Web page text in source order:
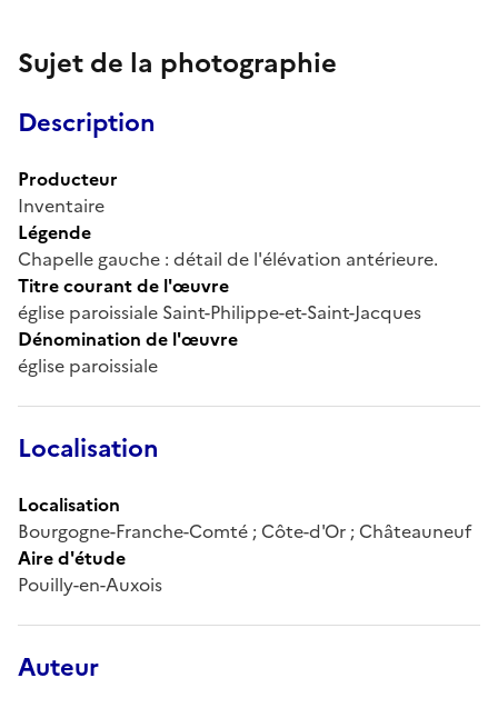
Sujet de la photographie
Description
Producteur
Inventaire
Légende
Chapelle gauche : détail de l'élévation antérieure.
Titre courant de l'œuvre
église paroissiale Saint-Philippe-et-Saint-Jacques
Dénomination de l'œuvre
église paroissiale
Localisation
Localisation
Bourgogne-Franche-Comté ; Côte-d'Or ; Châteauneuf
Aire d'étude
Pouilly-en-Auxois
Auteur